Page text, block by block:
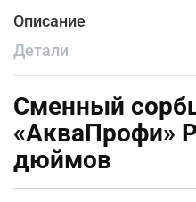
Описание
Детали
Сменный
«АкваПрофи»
дюймов